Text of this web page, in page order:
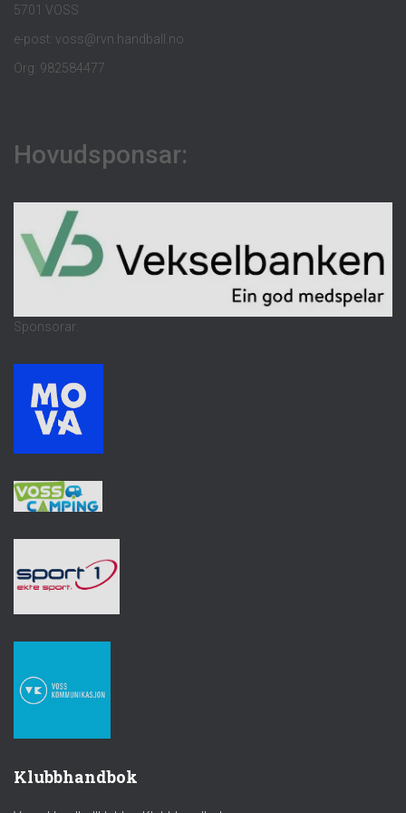
5701 VOSS
e-post: voss@rvn.handball.no
Org: 982584477
Hovudsponsar:
Sponsorar:
Klubbhandbok